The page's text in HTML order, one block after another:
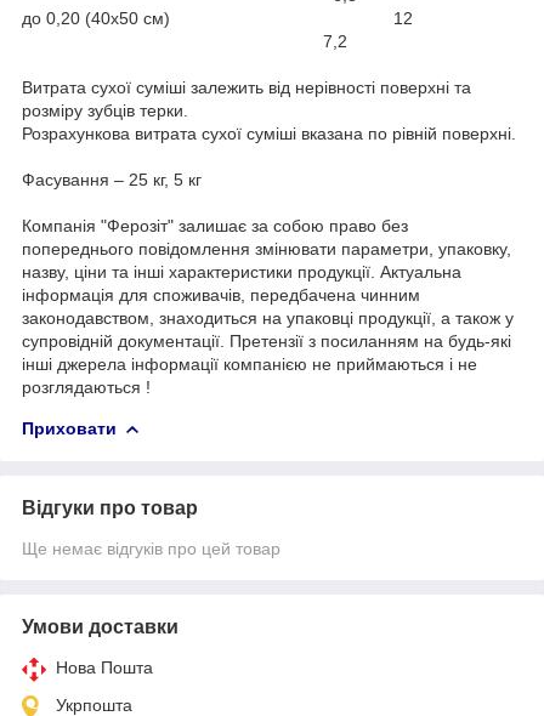
до 0,20 (40х50 см) 12
7,2
Витрата сухої суміші залежить від нерівності поверхні та
розміру зубців терки.
Розрахункова витрата сухої суміші вказана по рівній поверхні.
Фасування – 25 кг, 5 кг
Компанія "Ферозіт" залишає за собою право без
попереднього повідомлення змінювати параметри, упаковку,
назву, ціни та інші характеристики продукції. Актуальна
інформація для споживачів, передбачена чинним
законодавством, знаходиться на упаковці продукції, а також у
супровідній документації. Претензії з посиланням на будь-які
інші джерела інформації компанією не приймаються і не
розглядаються !
Приховати
Відгуки про товар
Ще немає відгуків про цей товар
Умови доставки
Нова Пошта
Укрпошта